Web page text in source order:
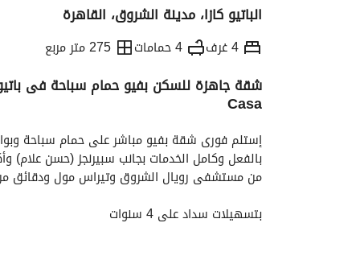
الباتيو كازا، مدينة الشروق، القاهرة
4 غرف 4 حمامات 275 متر مربع
التفاصيل الاتجاهات والمؤشرات Casa
من مستشفى رويال الشروق وتيراس مول ودقائق
بتسهيلات سداد على 4 سنوات